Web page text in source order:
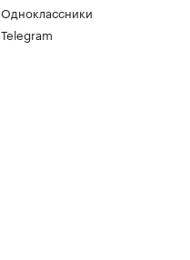
Одноклассники
Telegram